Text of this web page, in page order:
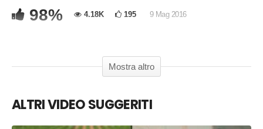
98% 4.18K 195 9 Mag 2016
Mostra altro
ALTRI VIDEO SUGGERITI